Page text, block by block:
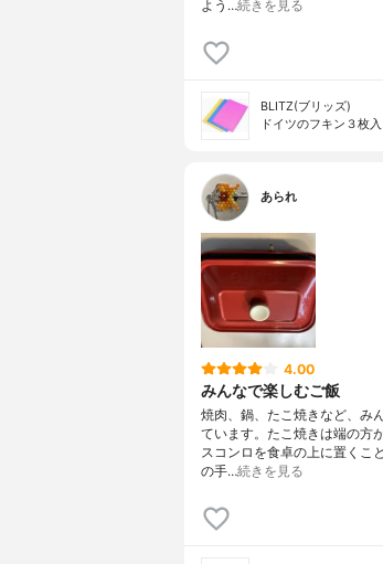
よう…続きを見る
BLITZ(ブリッズ)
ドイツのフキン３枚
あられ
4.00
みんなで楽しむご飯
焼肉、鍋、たこ焼きなど、み
ています。たこ焼きは端の方
スコンロを食卓の上に置くこ
の手…続きを見る